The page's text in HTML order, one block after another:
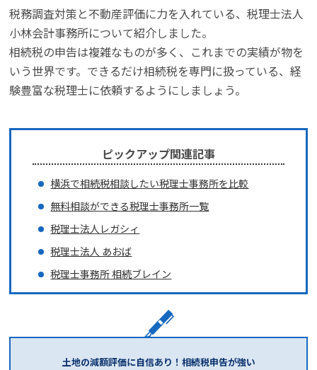
税務調査対策と不動産評価に力を入れている、税理士法人
小林会計事務所について紹介しました。
相続税の申告は複雑なものが多く、これまでの実績が物を
いう世界です。できるだけ相続税を専門に扱っている、経
験豊富な税理士に依頼するようにしましょう。
ピックアップ関連記事
横浜で相続税相談したい税理士事務所を比較
無料相談ができる税理士事務所一覧
税理士法人レガシィ
税理士法人 あおば
税理士事務所 相続ブレイン
土地の減額評価に自信あり！相続税申告が強い